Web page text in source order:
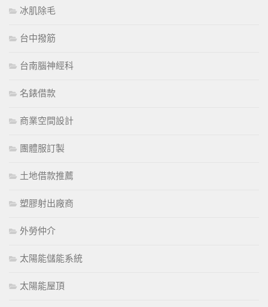
冰肌除毛
台中撥筋
台南腦神經科
名錶借款
商業空間設計
團體服訂製
土地借款推薦
塑膠射出廠商
外勞仲介
太陽能儲能系統
太陽能屋頂